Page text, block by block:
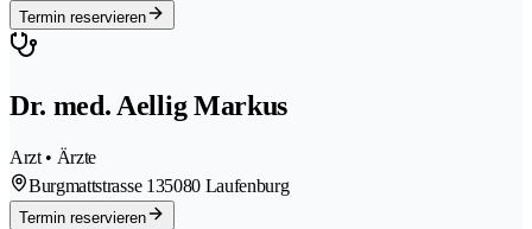
Termin reservieren
Dr. med. Aellig Markus
Arzt • Ärzte
Burgmattstrasse 135080 Laufenburg
Termin reservieren